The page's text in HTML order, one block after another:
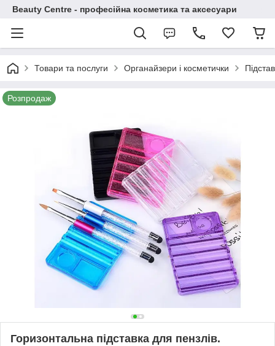
Beauty Centre - професійна косметика та аксесуари
Товари та послуги Органайзери і косметички
Розпродаж
Горизонтальна підставка для пензлів.